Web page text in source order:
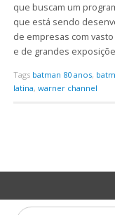
que buscam um
que está sendo
de empresas com
e de grandes
Tags batman 80 anos,
latina, warner channel